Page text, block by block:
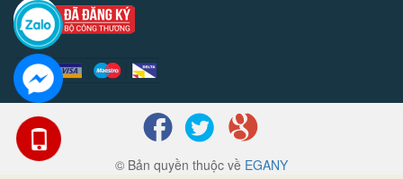
© Bản quyền thuộc về EGANY